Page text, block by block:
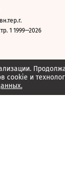
cookie и
1 1999—2026